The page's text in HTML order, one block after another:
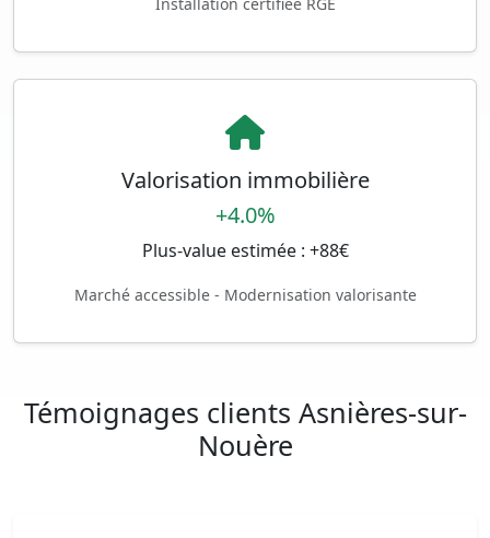
Valorisation immobilière
+4.0%
Plus-value estimée : +88€
Marché accessible - Modernisation valorisante
Témoignages clients Asnières-sur-
Nouère